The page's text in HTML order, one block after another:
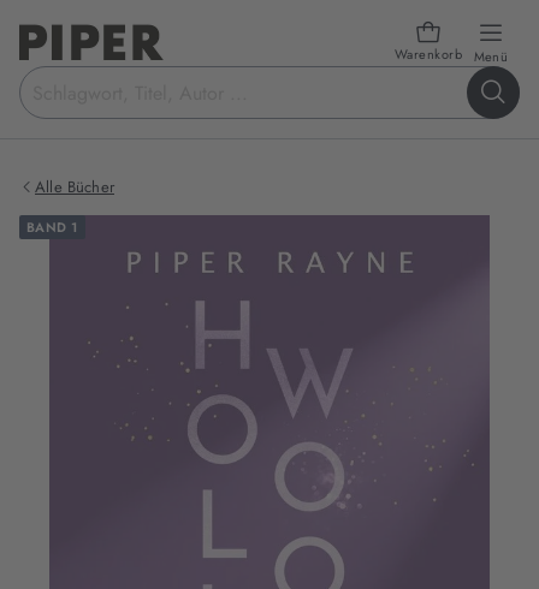
Warenkorb Menü
Suchbegriff
eingeben
Alle Bücher
BAND 1
Produktbilder
Buch